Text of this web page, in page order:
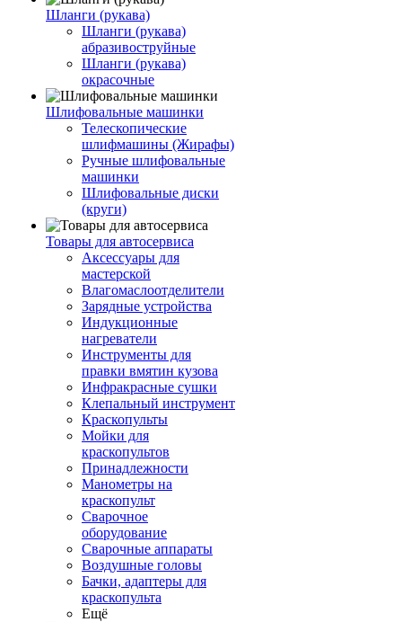
Шланги (рукава)
Шланги (рукава)
абразивоструйные
Шланги (рукава)
окрасочные
Шлифовальные машинки
Телескопические
шлифмашины (Жирафы)
Ручные шлифовальные
машинки
Шлифовальные диски
(круги)
Товары для автосервиса
Аксессуары для
мастерской
Влагомаслоотделители
Зарядные устройства
Индукционные
нагреватели
Инструменты для
правки вмятин кузова
Инфракрасные сушки
Клепальный инструмент
Краскопульты
Мойки для
краскопультов
Принадлежности
Манометры на
краскопульт
Сварочное
оборудование
Сварочные аппараты
Воздушные головы
Бачки, адаптеры для
краскопульта
Ещё